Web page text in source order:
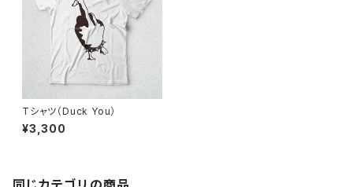
Tシャツ（Duck You）
¥3,300